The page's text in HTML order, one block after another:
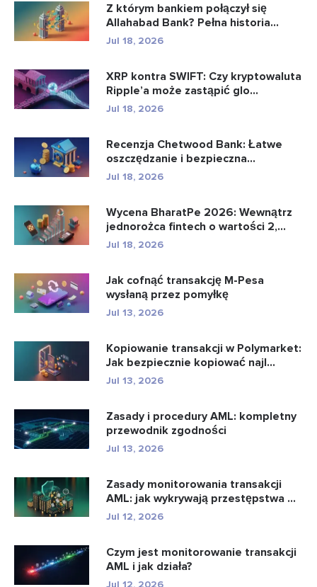
Z którym bankiem połączył się
Allahabad Bank? Pełna historia...
Jul 18, 2026
XRP kontra SWIFT: Czy kryptowaluta
Ripple’a może zastąpić glo...
Jul 18, 2026
Recenzja Chetwood Bank: Łatwe
oszczędzanie i bezpieczna
bankowo�...
Jul 18, 2026
Wycena BharatPe 2026: Wewnątrz
jednorożca fintech o wartości 2,...
Jul 18, 2026
Jak cofnąć transakcję M-Pesa
wysłaną przez pomyłkę
Jul 13, 2026
Kopiowanie transakcji w Polymarket:
Jak bezpiecznie kopiować najl...
Jul 13, 2026
Zasady i procedury AML: kompletny
przewodnik zgodności
Jul 13, 2026
Zasady monitorowania transakcji
AML: jak wykrywają przestępstwa ...
Jul 12, 2026
Czym jest monitorowanie transakcji
AML i jak działa?
Jul 12, 2026